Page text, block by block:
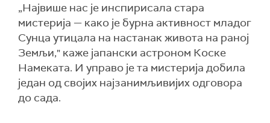
„Највише нас је инспирисала стара
мистерија — како је бурна активност младог
Сунца утицала на настанак живота на раној
Земљи," каже јапански астроном Коске
Намеката. И управо је та мистерија добила
један од својих најзанимљивијих одговора
до сада.